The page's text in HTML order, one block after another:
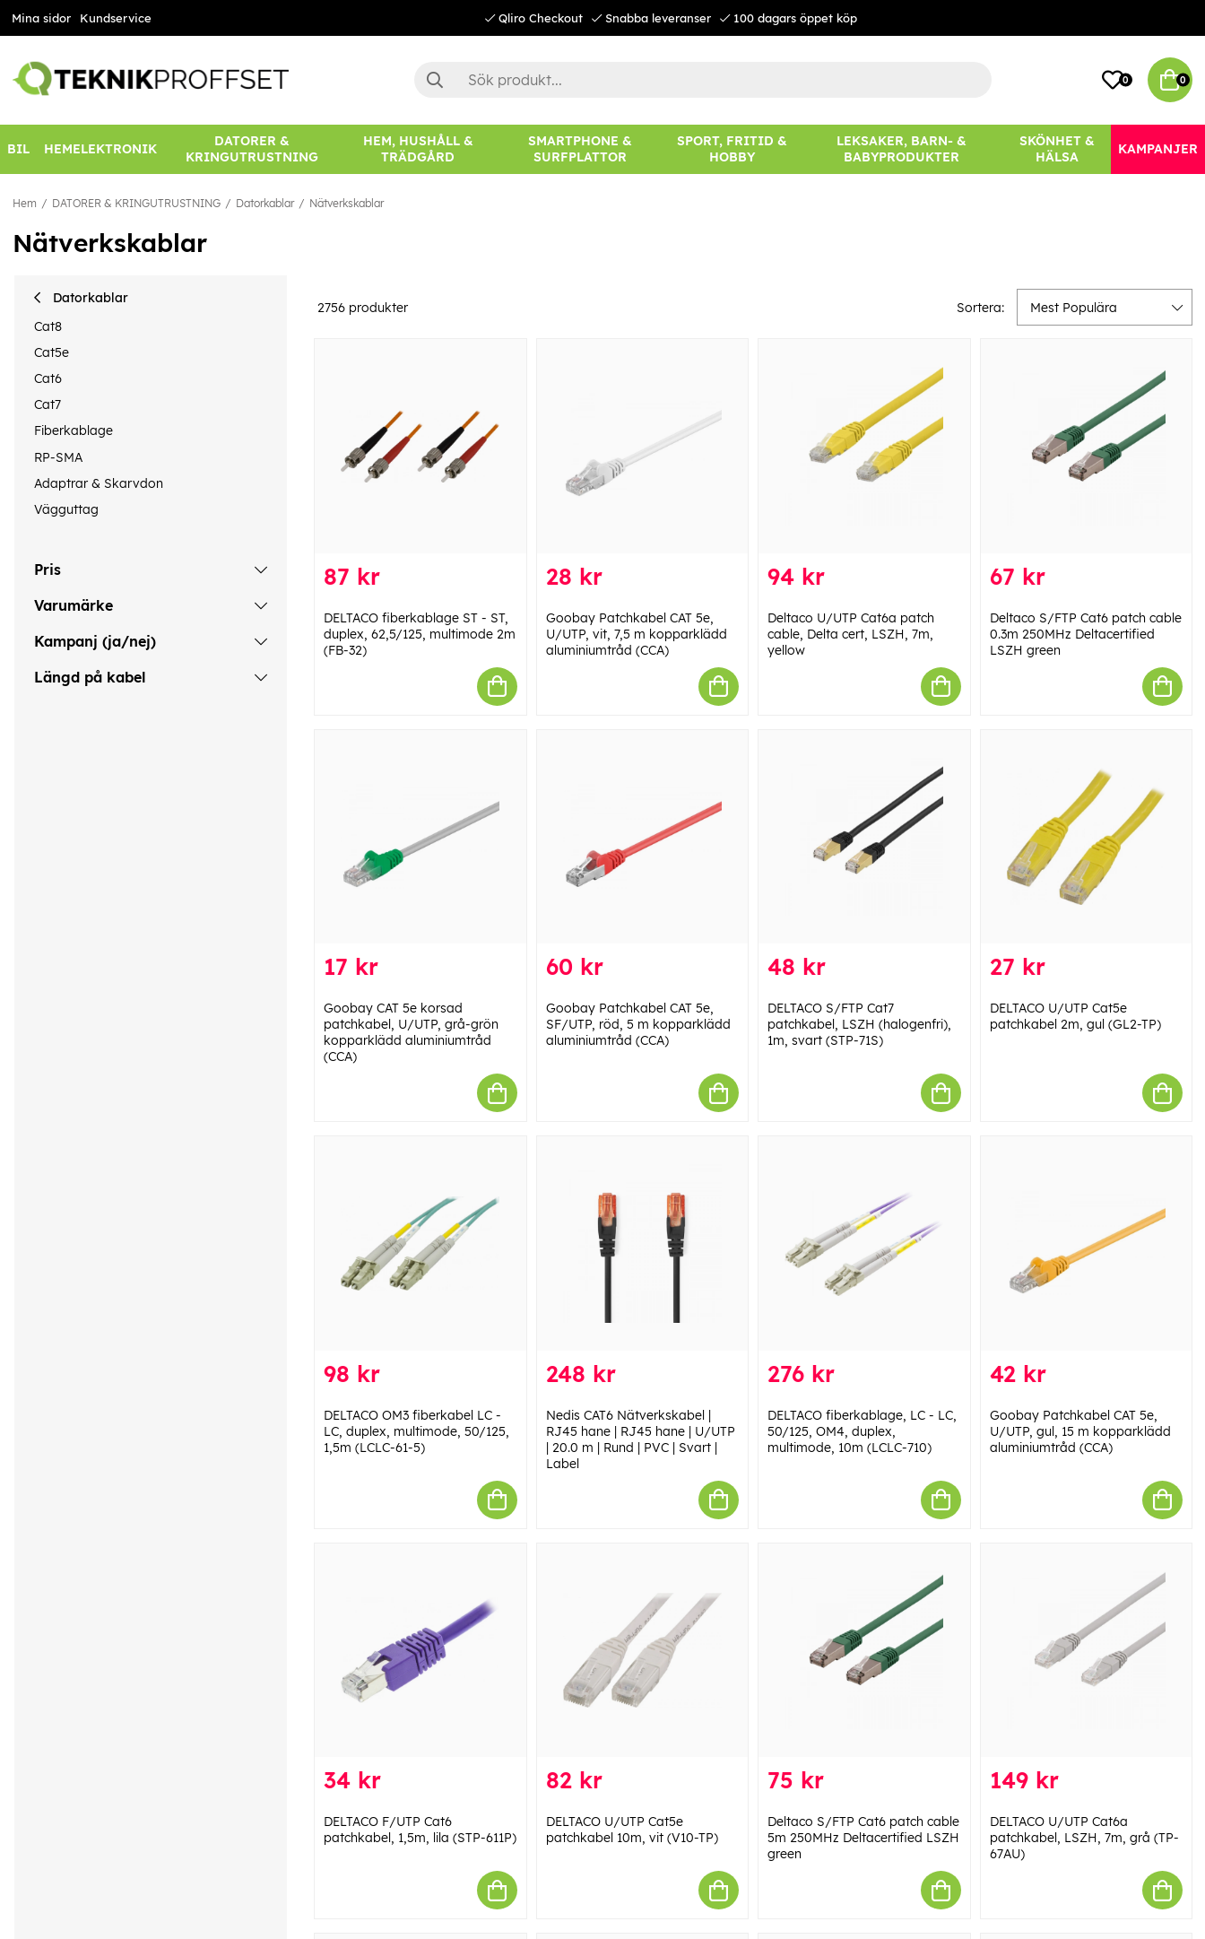
Mina sidor Kundservice Qliro Checkout Snabba leveranser 100 dagars öppet köp
0 0
BIL HEMELEKTRONIK
DATORER &
KRINGUTRUSTNING
HEM, HUSHÅLL &
TRÄDGÅRD
SMARTPHONE &
SURFPLATTOR
SPORT, FRITID &
HOBBY
LEKSAKER, BARN- &
BABYPRODUKTER
SKÖNHET &
HÄLSA
KAMPANJER
Hem DATORER & KRINGUTRUSTNING Datorkablar Nätverkskablar
Nätverkskablar
Datorkablar
Cat8
Cat5e
Cat6
Cat7
Fiberkablage
RP-SMA
Adaptrar & Skarvdon
Vägguttag
Pris
Varumärke
Kampanj (ja/nej)
Längd på kabel
2756 produkter Sortera: Mest Populära
87 kr
DELTACO fiberkablage ST - ST,
duplex, 62,5/125, multimode 2m
(FB-32)
28 kr
Goobay Patchkabel CAT 5e,
U/UTP, vit, 7,5 m kopparklädd
aluminiumtråd (CCA)
94 kr
Deltaco U/UTP Cat6a patch
cable, Delta cert, LSZH, 7m,
yellow
67 kr
Deltaco S/FTP Cat6 patch cable
0.3m 250MHz Deltacertified
LSZH green
17 kr
Goobay CAT 5e korsad
patchkabel, U/UTP, grå-grön
kopparklädd aluminiumtråd
(CCA)
60 kr
Goobay Patchkabel CAT 5e,
SF/UTP, röd, 5 m kopparklädd
aluminiumtråd (CCA)
48 kr
DELTACO S/FTP Cat7
patchkabel, LSZH (halogenfri),
1m, svart (STP-71S)
27 kr
DELTACO U/UTP Cat5e
patchkabel 2m, gul (GL2-TP)
98 kr
DELTACO OM3 fiberkabel LC -
LC, duplex, multimode, 50/125,
1,5m (LCLC-61-5)
248 kr
Nedis CAT6 Nätverkskabel |
RJ45 hane | RJ45 hane | U/UTP
| 20.0 m | Rund | PVC | Svart |
Label
276 kr
DELTACO fiberkablage, LC - LC,
50/125, OM4, duplex,
multimode, 10m (LCLC-710)
42 kr
Goobay Patchkabel CAT 5e,
U/UTP, gul, 15 m kopparklädd
aluminiumtråd (CCA)
34 kr
DELTACO F/UTP Cat6
patchkabel, 1,5m, lila (STP-611P)
82 kr
DELTACO U/UTP Cat5e
patchkabel 10m, vit (V10-TP)
75 kr
Deltaco S/FTP Cat6 patch cable
5m 250MHz Deltacertified LSZH
green
149 kr
DELTACO U/UTP Cat6a
patchkabel, LSZH, 7m, grå (TP-
67AU)